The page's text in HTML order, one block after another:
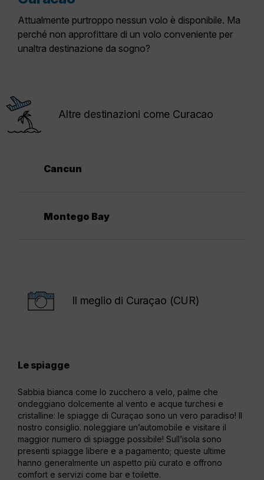
Attualmente purtroppo nessun volo è disponibile. Ma
perché non approfittare di un volo conveniente per
unaltra destinazione da sogno?
Altre destinazioni come Curacao
Cancun
Montego Bay
Il meglio di Curaçao (CUR)
Le spiagge
Sabbia bianca come lo zucchero a velo, palme che
ondeggiano dolcemente al vento e acque turchesi e
cristalline: le spiagge di Curaçao sono un vero paradiso! Il
nostro consiglio. noleggiare un’automobile e visitare il
maggior numero di spiagge possibile! Sull’isola sono
presenti spiagge libere e a pagamento; queste ultime
hanno generalmente un aspetto più curato e offrono
comfort e servizi come bar e toilette.